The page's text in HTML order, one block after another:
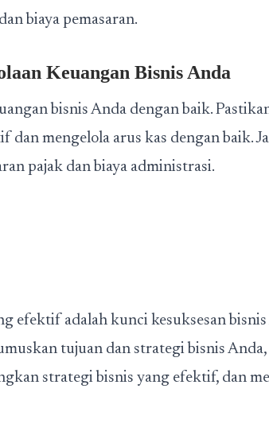
biaya pemasaran.
Keuangan Bisnis Anda
bisnis Anda dengan baik.
dan mengelola arus kas dengan baik.
pajak dan biaya administrasi.
efektif adalah kunci kesuksesan bisnis
tujuan dan strategi bisnis
strategi bisnis yang efektif, dan